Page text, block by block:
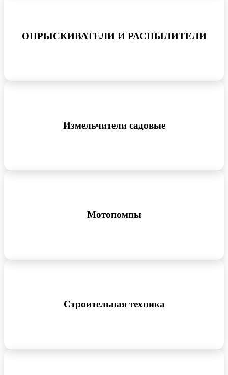
ОПРЫСКИВАТЕЛИ И РАСПЫЛИТЕЛИ
Измельчители садовые
Мотопомпы
Строительная техника